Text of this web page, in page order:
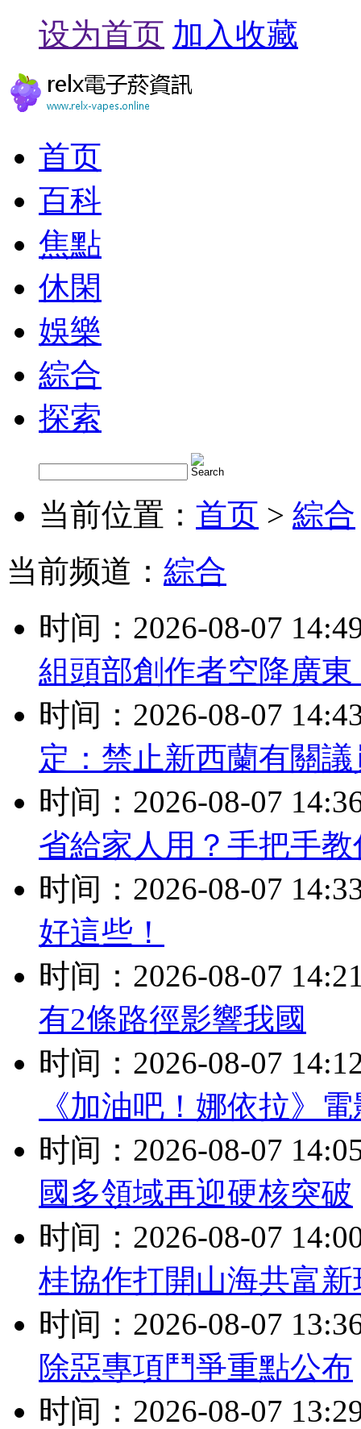
设为首页 加入收藏
首页
百科
焦點
休閑
娛樂
綜合
探索
当前位置： 首页 > 綜合
当前频道： 綜合
时间：2026-08-07
組頭部創作者空降廣
时间：2026-08-07
定：禁止新西蘭有關
时间：2026-08-07
省給家人用？手把手
时间：2026-08-07
好這些！
时间：2026-08-07
有2條路徑影響我國
时间：2026-08-07
《加油吧！娜依拉》
时间：2026-08-07
國多領域再迎硬核突破
时间：2026-08-07
桂協作打開山海共富新
时间：2026-08-07
除惡專項鬥爭重點公布
时间：2026-08-07